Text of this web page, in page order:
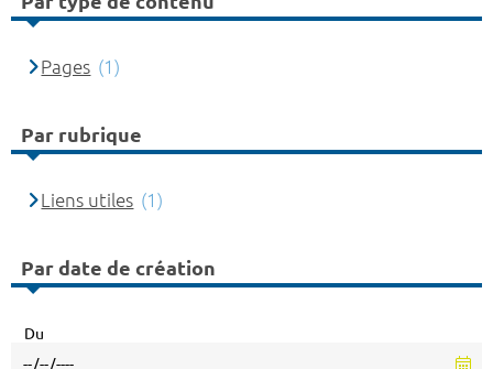
Pages (1)
Par rubrique
Liens utiles (1)
Par date de création
Du